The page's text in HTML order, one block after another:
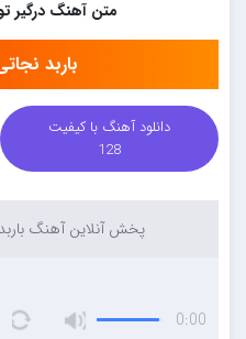
متن آهنگ درگیر
باربد
دانلود آهنگ با کیفیت
128
پخش آنلاین آهنگ باربد
0:00